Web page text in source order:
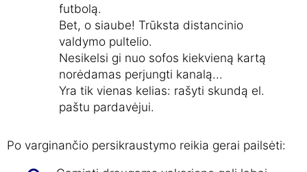
futbolą.
Bet, o siaube! Trūksta distancinio
valdymo pultelio.
Nesikelsi gi nuo sofos kiekvieną kartą
norėdamas perjungti kanalą...
Yra tik vienas kelias: rašyti skundą el.
paštu pardavėjui.
Po varginančio persikraustymo reikia gerai pailsėti: